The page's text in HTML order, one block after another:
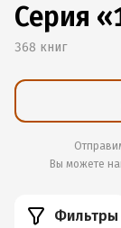
Серия
368 книг
Вы можете
Фильтры